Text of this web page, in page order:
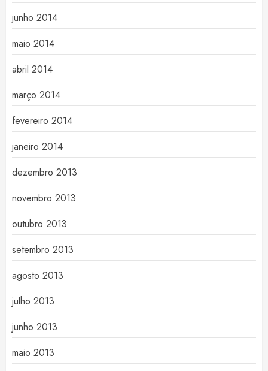
junho 2014
maio 2014
abril 2014
março 2014
fevereiro 2014
janeiro 2014
dezembro 2013
novembro 2013
outubro 2013
setembro 2013
agosto 2013
julho 2013
junho 2013
maio 2013